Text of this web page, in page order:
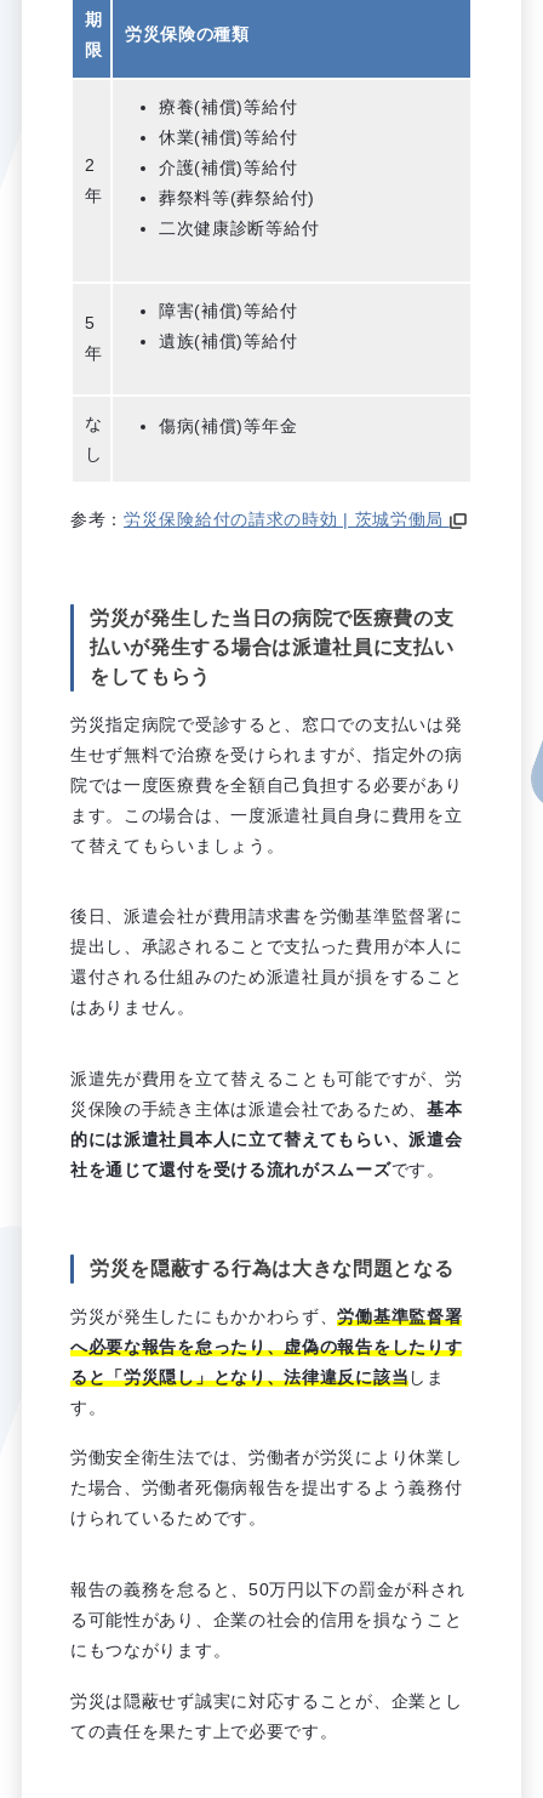
期
限
労災保険の種類
2
年
療養(補償)等給付
休業(補償)等給付
介護(補償)等給付
葬祭料等(葬祭給付)
二次健康診断等給付
5
年
障害(補償)等給付
遺族(補償)等給付
な
し
傷病(補償)等年金
参考：労災保険給付の請求の時効 | 茨城労働局
労災が発生した当日の病院で医療費の支
払いが発生する場合は派遣社員に支払い
をしてもらう
労災指定病院で受診すると、窓口での支払いは発
生せず無料で治療を受けられますが、指定外の病
院では一度医療費を全額自己負担する必要があり
ます。この場合は、一度派遣社員自身に費用を立
て替えてもらいましょう。
後日、派遣会社が費用請求書を労働基準監督署に
提出し、承認されることで支払った費用が本人に
還付される仕組みのため派遣社員が損をすること
はありません。
派遣先が費用を立て替えることも可能ですが、労
災保険の手続き主体は派遣会社であるため、 基本
的には派遣社員本人に立て替えてもらい、派遣会
社を通じて還付を受ける流れがスムーズです。
労災を隠蔽する行為は大きな問題となる
労災が発生したにもかかわらず、労働基準監督署
へ必要な報告を怠ったり、虚偽の報告をしたりす
ると「労災隠し」となり、法律違反に該当しま
す。
労働安全衛生法では、労働者が労災により休業し
た場合、労働者死傷病報告を提出するよう義務付
けられているためです。
報告の義務を怠ると、50万円以下の罰金が科され
る可能性があり、企業の社会的信用を損なうこと
にもつながります。
労災は隠蔽せず誠実に対応することが、企業とし
ての責任を果たす上で必要です。